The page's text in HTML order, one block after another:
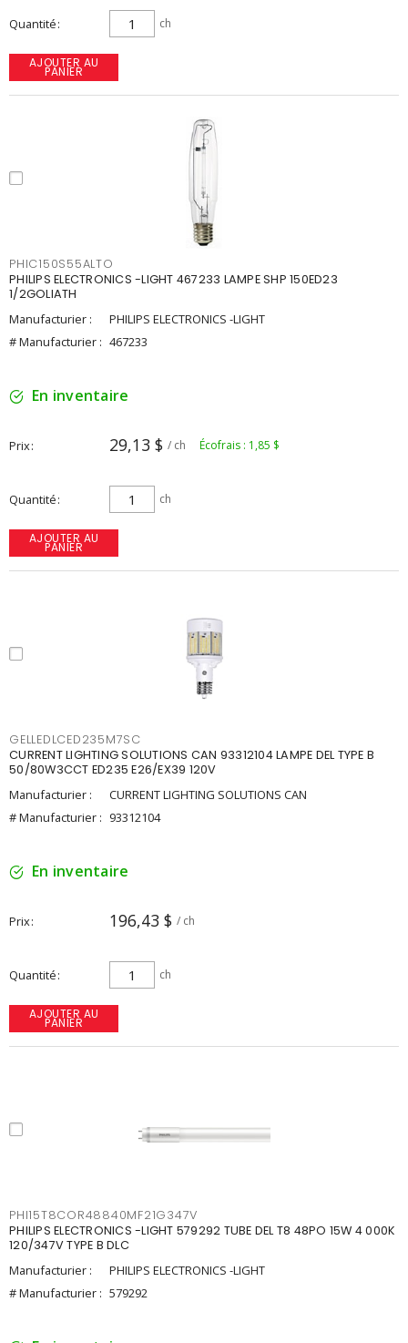
Quantité ch
AJOUTER AU
PANIER
PHIC150S55ALTO
PHILIPS ELECTRONICS -LIGHT 467233 LAMPE SHP 150ED23
1/2GOLIATH
Manufacturier :
PHILIPS ELECTRONICS -LIGHT
# Manufacturier : 467233
En inventaire
Prix 29,13 $ / ch Écofrais : 1,85 $
Quantité ch
AJOUTER AU
PANIER
GELLEDLCED235M7SC
CURRENT LIGHTING SOLUTIONS CAN 93312104 LAMPE DEL TYPE B
50/80W3CCT ED235 E26/EX39 120V
Manufacturier :
CURRENT LIGHTING SOLUTIONS CAN
# Manufacturier : 93312104
En inventaire
Prix 196,43 $ / ch
Quantité ch
AJOUTER AU
PANIER
PHI15T8COR48840MF21G347V
PHILIPS ELECTRONICS -LIGHT 579292 TUBE DEL T8 48PO 15W 4 000K
120/347V TYPE B DLC
Manufacturier :
PHILIPS ELECTRONICS -LIGHT
# Manufacturier : 579292